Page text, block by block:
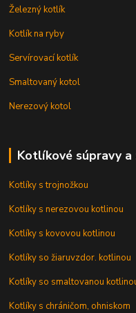
Železný kotlík
Kotlík na ryby
Servírovací kotlík
Smaltovaný kotol
Nerezový kotol
Kotlíkové súpravy a
Kotlíky s trojnožkou
Kotlíky s nerezovou kotlinou
Kotlíky s kovovou kotlinou
Kotlíky so žiaruvzdor. kotlinou
Kotlíky so smaltovanou
Kotlíky s chráničom, ohniskom